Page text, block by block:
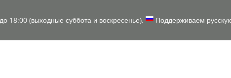
18:00 (выходные суббота и воскресенье). Поддерживаем